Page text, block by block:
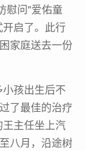
慰问"爱佑童
启了。此行
家庭送去一份
孩出生后不
了最佳的治疗
主任坐上汽
八月，沿途树